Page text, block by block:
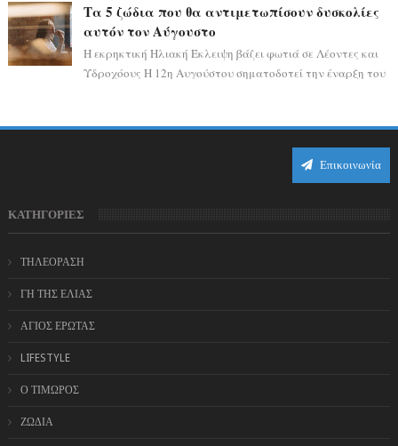
Τα 5 ζώδια που θα αντιμετωπίσουν δυσκολίες
αυτόν τον Αύγουστο
Η εκρηκτική Ηλιακή Έκλειψη βάζει φωτιά σε Λέοντες και
Υδροχόους Η 12η Αυγούστου σηματοδοτεί την έναρξη του
Επικοινωνία
ΚΑΤΗΓΟΡΙΕΣ
ΤΗΛΕΟΡΑΣΗ
ΓΗ ΤΗΣ ΕΛΙΑΣ
ΑΓΙΟΣ ΕΡΩΤΑΣ
LIFESTYLE
Ο ΤΙΜΩΡΟΣ
ΖΩΔΙΑ